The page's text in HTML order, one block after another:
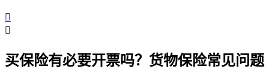


买保险有必要开票吗？货物保险常见问题